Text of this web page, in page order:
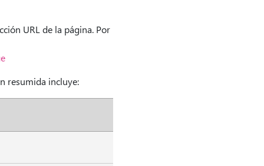
URL de la página. Por
resumida incluye: